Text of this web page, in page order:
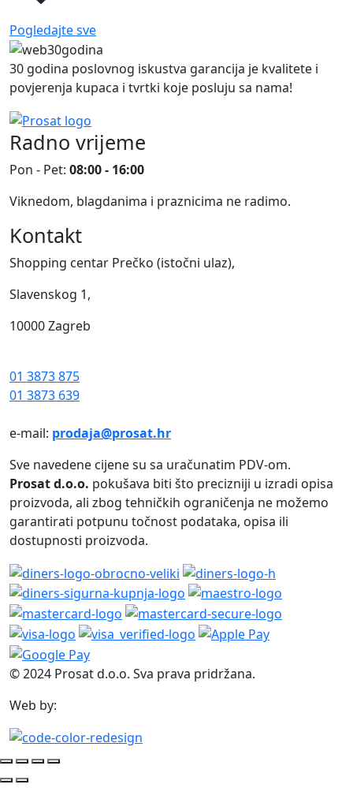
Pogledajte sve
30 godina poslovnog iskustva garancija je kvalitete i
povjerenja kupaca i tvrtki koje posluju sa nama!
Radno vrijeme
Pon - Pet: 08:00 - 16:00
Viknedom, blagdanima i praznicima ne radimo.
Kontakt
Shopping centar Prečko (istočni ulaz),
Slavenskog 1,
10000 Zagreb
01 3873 875
01 3873 639
e-mail: prodaja@prosat.hr
Sve navedene cijene su sa uračunatim PDV-om.
Prosat d.o.o. pokušava biti što precizniji u izradi opisa
proizvoda, ali zbog tehničkih ograničenja ne možemo
garantirati potpunu točnost podataka, opisa ili
dostupnosti proizvoda.
© 2024 Prosat d.o.o. Sva prava pridržana.
Web by: